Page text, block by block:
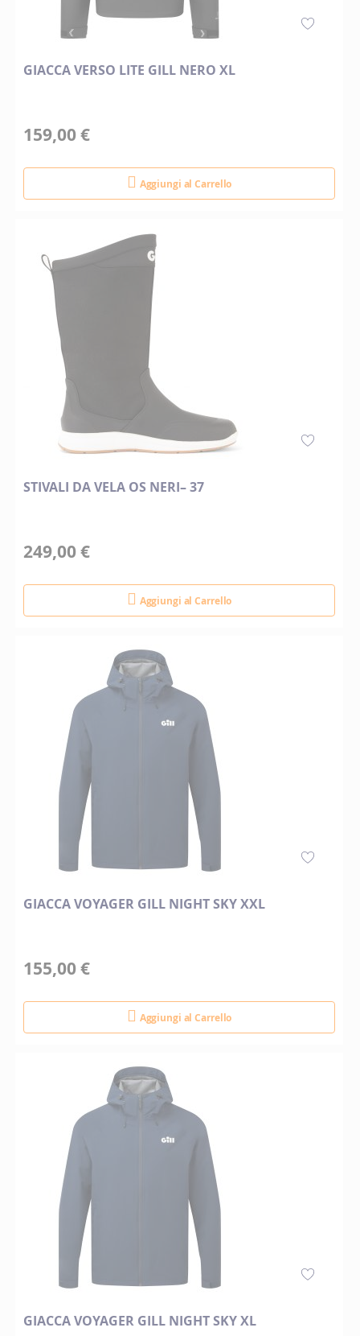
GIACCA VERSO LITE GILL NERO XL
159,00 €
Aggiungi al Carrello
STIVALI DA VELA OS NERI– 37
249,00 €
Aggiungi al Carrello
GIACCA VOYAGER GILL NIGHT SKY XXL
155,00 €
Aggiungi al Carrello
GIACCA VOYAGER GILL NIGHT SKY XL